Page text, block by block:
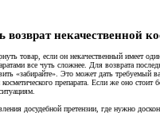
возврат некачественной
товар, если он некачественный имеет
все чуть сложнее. Для возврата
«забирайте». Это может дать требуемый
препарата. Если же оно стоит
досудебной претензии, где нужно